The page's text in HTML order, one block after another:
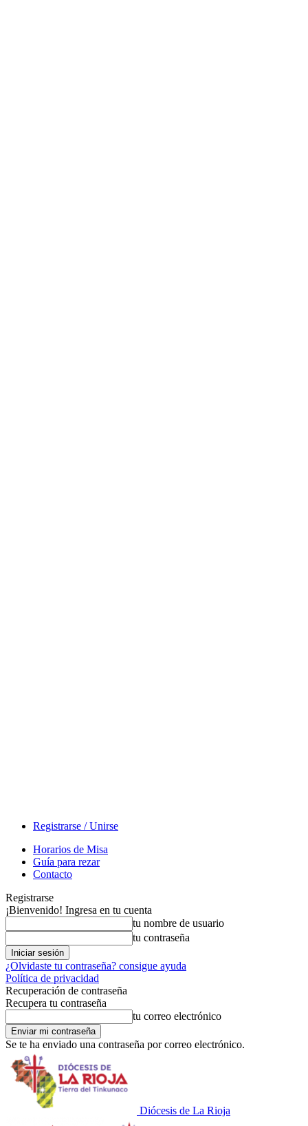
Registrarse / Unirse
Horarios de Misa
Guía para rezar
Contacto
Registrarse
¡Bienvenido! Ingresa en tu cuenta
tu nombre de usuario
tu contraseña
¿Olvidaste tu contraseña? consigue ayuda
Política de privacidad
Recuperación de contraseña
Recupera tu contraseña
tu correo electrónico
Se te ha enviado una contraseña por correo electrónico.
Diócesis de La Rioja